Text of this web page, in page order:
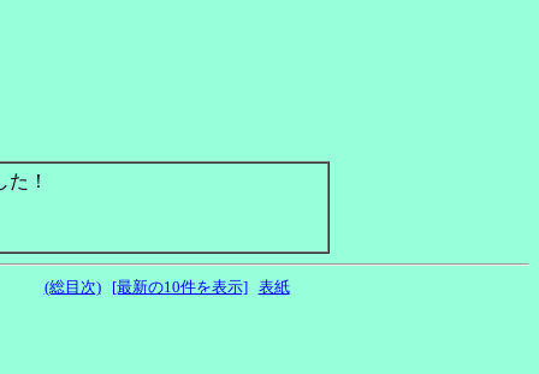
！
(総目次) [最新の10件を表示] 表紙